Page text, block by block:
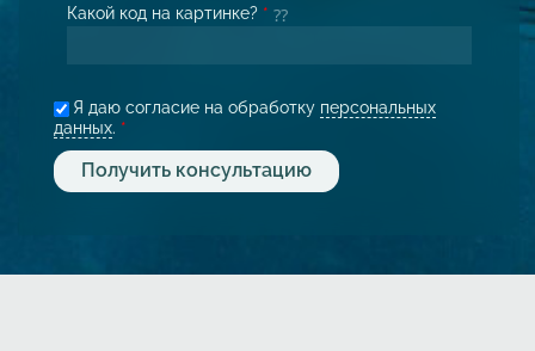
Какой код на картинке? *
Я даю согласие на обработку персональных
данных. *